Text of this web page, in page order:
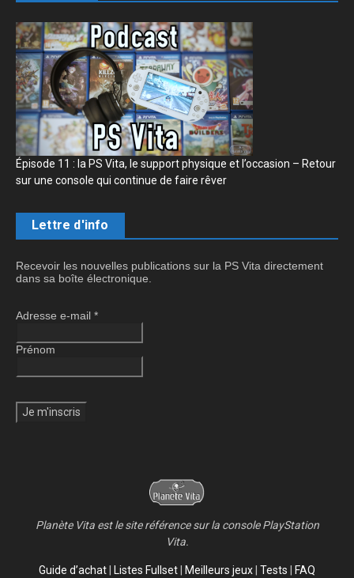
Épisode 11 : la PS Vita, le support physique et l’occasion – Retour
sur une console qui continue de faire rêver
Lettre d'info
Recevoir les nouvelles publications sur la PS Vita directement
dans sa boîte électronique.
Adresse e-mail *
Prénom
Planète Vita est le site référence sur la console PlayStation
Vita.
Guide d’achat Listes Fullset Meilleurs jeux Tests FAQ